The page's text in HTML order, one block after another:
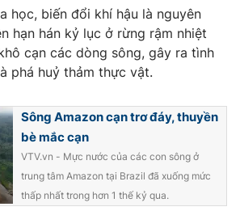
English
học, biến đổi khí hậu là nguyên
hạn hán kỷ lục ở rừng rậm nhiệt
cạn các dòng sông, gây ra tình
phá huỷ thảm thực vật.
Sông Amazon cạn trơ đáy, thuyền
bè mắc cạn
VTV.vn - Mực nước của các con sông ở
trung tâm Amazon tại Brazil đã xuống mức
thấp nhất trong hơn 1 thế kỷ qua.